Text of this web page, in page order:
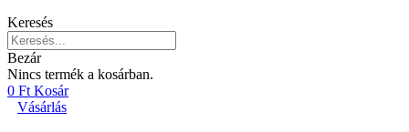
Keresés
Bezár
Nincs termék a kosárban.
0 Ft Kosár
Vásárlás